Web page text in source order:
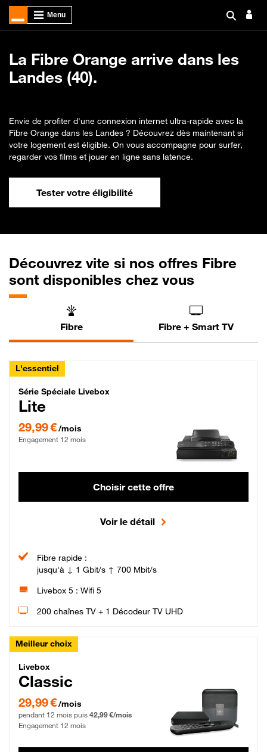
La Fibre Orange arrive dans les
Landes (40).
Envie de profiter d'une connexion internet ultra-rapide avec la
Fibre Orange dans les Landes ? Découvrez dès maintenant si
votre logement est éligible. On vous accompagne pour surfer,
regarder vos films et jouer en ligne sans latence.
Tester votre éligibilité
Découvrez vite si nos offres Fibre
sont disponibles chez vous
Fibre Fibre + Smart TV
L'essentiel
Série Spéciale Livebox Lite Fibre
Série Spéciale Livebox
Lite
29,99 €/mois
Engagement 12 mois
Choisir cette offre
Voir le détail
Fibre rapide :
jusqu'à ↓ 1 Gbit/s ↑ 700 Mbit/s
Livebox 5 : Wifi 5
200 chaînes TV + 1 Décodeur TV UHD
Meilleur choix
Livebox Classic Fibre
Livebox
Classic
29,99 € par mois pendant 12 mois puis 42,99 € par mois, Engagement 12 mois
29,99 €/mois
pendant 12 mois puis 42,99 €/mois
Engagement 12 mois